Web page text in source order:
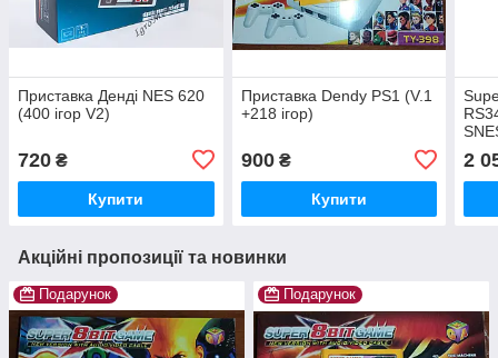
Приставка Денді NES 620
(400 ігор V2)
720 ₴
Купити
Приставка Dendy PS1 (V.1
+218 ігор)
900₴
Купити
2
Акційні пропозиції та новинки
Подарунок Подарунок